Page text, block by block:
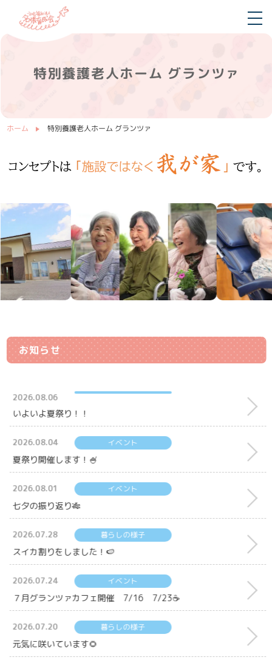
特別養護老人ホーム グランツァ
ホーム 特別養護老人ホーム グランツァ
お知らせ
2026.08.06
いよいよ夏祭り！！
2026.08.04 イベント
夏祭り開催します！🍧
2026.08.01 イベント
七夕の振り返り🎋
2026.07.28 暮らしの様子
スイカ割りをしました！🍉
2026.07.24 イベント
７月グランツァカフェ開催 7/16 7/23☕
2026.07.20 暮らしの様子
元気に咲いています🌻